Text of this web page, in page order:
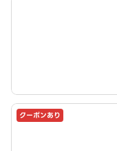
クーポンあり